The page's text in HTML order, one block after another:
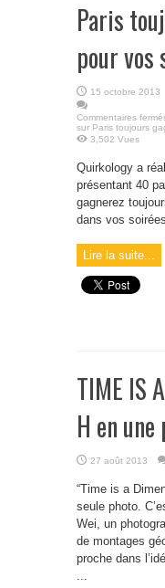
Paris
pour vos
15 octobre 2013
Commentaires
sur Paris toujours
3,502 Vues
Quirkology a
présentant 40
gagnerez
dans
Lire la suite...
TIME IS
H en une
27 août 2013
“Time is a
seule photo.
Wei, un
de montages
proche dans
...